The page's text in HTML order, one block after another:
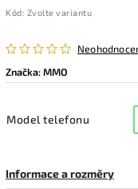
Kód: Zvolte variantu
Značka:MMO
Model telefonu
Informace a rozměry